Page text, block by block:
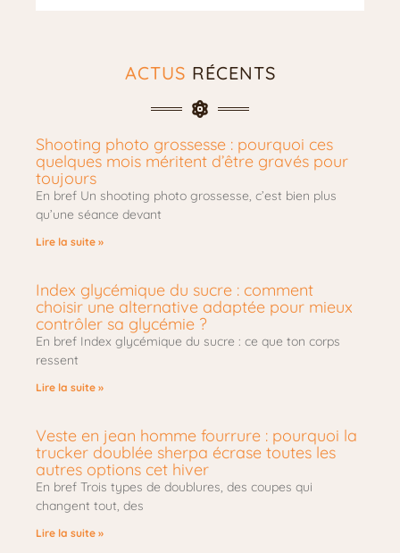
ACTUS RÉCENTS
Shooting photo grossesse : pourquoi ces
quelques mois méritent d’être gravés pour
toujours
En bref Un shooting photo grossesse, c’est bien plus
qu’une séance devant
Lire la suite »
Index glycémique du sucre : comment
choisir une alternative adaptée pour mieux
contrôler sa glycémie ?
En bref Index glycémique du sucre : ce que ton corps
ressent
Lire la suite »
Veste en jean homme fourrure : pourquoi la
trucker doublée sherpa écrase toutes les
autres options cet hiver
En bref Trois types de doublures, des coupes qui
changent tout, des
Lire la suite »